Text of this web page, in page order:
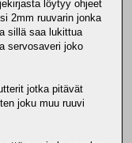
löytyy ohjeet
2mm ruuvarin jonka
sillä saa lukittua
servosaveri joko
jotka pitävät
joku muu ruuvi